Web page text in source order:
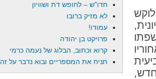
חדו"ש – לחופש דת ושוויון
לא מזיק ברובו
עמודו!
פרויקט בן יהודה
קרוא וכתוב, הבלוג של נעמה כרמי
תניח את המספריים ובוא נדבר על זה